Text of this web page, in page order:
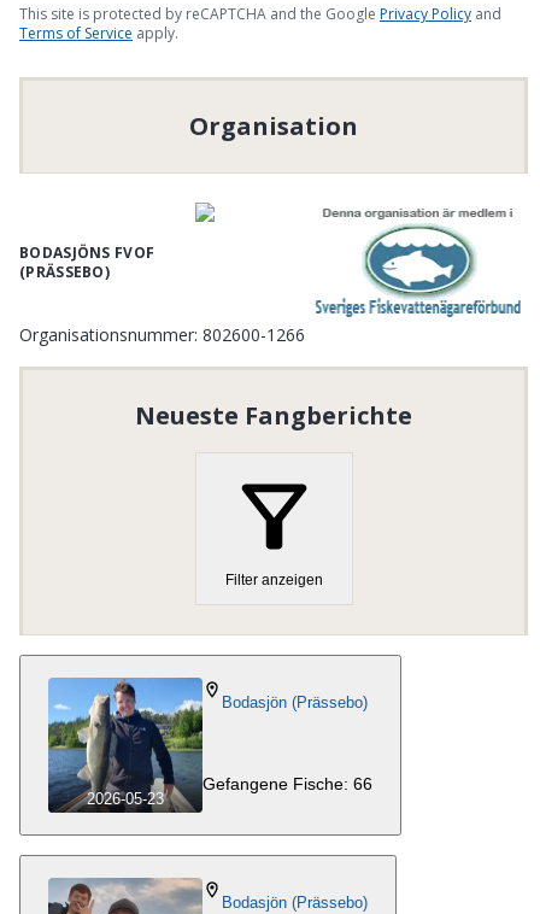
This site is protected by reCAPTCHA and the Google Privacy Policy and
Terms of Service apply.
Organisation
BODASJÖNS FVOF
(PRÄSSEBO)
Organisationsnummer: 802600-1266
Neueste Fangberichte
Filter anzeigen
2026-05-23
Bodasjön (Prässebo)
Gefangene Fische: 66
Bodasjön (Prässebo)